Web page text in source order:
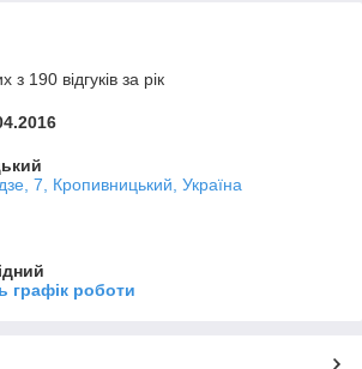
з 190 відгуків за рік
7, Кропивницький, Україна
графік роботи